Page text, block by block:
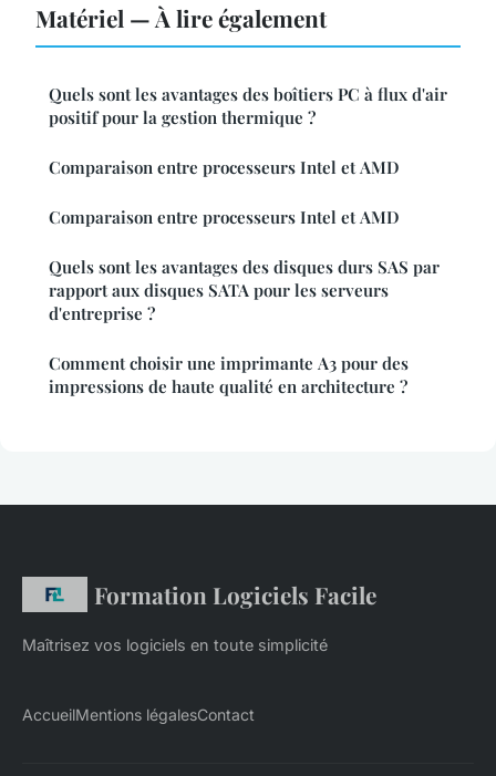
Matériel — À lire également
Quels sont les avantages des boîtiers PC à flux d'air
positif pour la gestion thermique ?
Comparaison entre processeurs Intel et AMD
Comparaison entre processeurs Intel et AMD
Quels sont les avantages des disques durs SAS par
rapport aux disques SATA pour les serveurs
d'entreprise ?
Comment choisir une imprimante A3 pour des
impressions de haute qualité en architecture ?
Formation Logiciels Facile
Maîtrisez vos logiciels en toute simplicité
AccueilMentions légalesContact